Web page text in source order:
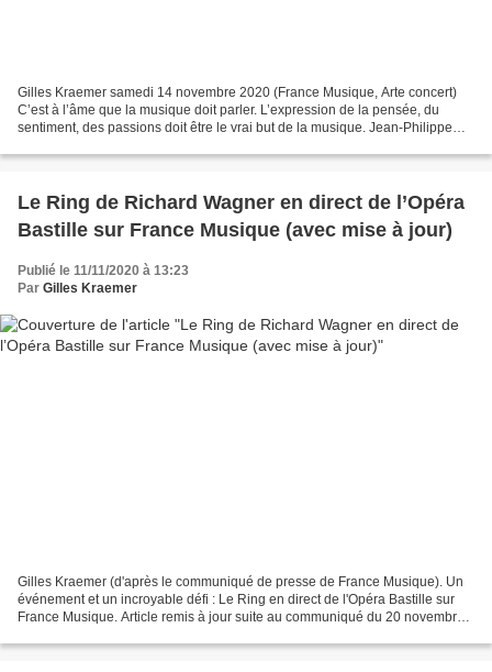
Gilles Kraemer samedi 14 novembre 2020 (France Musique, Arte concert)
C’est à l’âme que la musique doit parler. L’expression de la pensée, du
sentiment, des passions doit être le vrai but de la musique. Jean-Philippe
Le Ring de Richard Wagner en direct de l’Opéra
Bastille sur France Musique (avec mise à jour)
Publié le 11/11/2020 à 13:23
Par Gilles Kraemer
Gilles Kraemer (d'après le communiqué de presse de France Musique). Un
événement et un incroyable défi : Le Ring en direct de l'Opéra Bastille sur
France Musique. Article remis à jour suite au communiqué du 20 novembre